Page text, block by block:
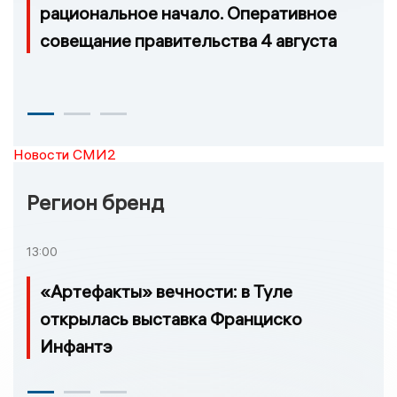
рациональное начало. Оперативное
совещание правительства 4 августа
Новости СМИ2
Регион бренд
13:00
«Артефакты» вечности: в Туле
открылась выставка Франциско
Инфантэ